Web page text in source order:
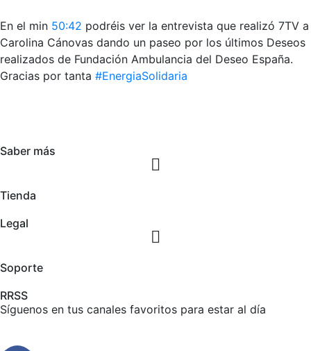
En el min 50:42 podréis ver la entrevista que realizó 7TV a
Carolina Cánovas dando un paseo por los últimos Deseos
realizados de Fundación Ambulancia del Deseo España.
Gracias por tanta #EnergiaSolidaria
Saber más
Tienda
Legal
Soporte
RRSS
Síguenos en tus canales favoritos para estar al día